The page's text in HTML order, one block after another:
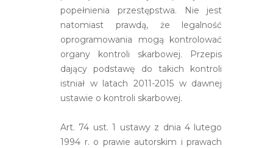
popełnienia przestępstwa. Nie jest
natomiast prawdą, że legalność
oprogramowania mogą kontrolować
organy kontroli skarbowej. Przepis
dający podstawę do takich kontroli
istniał w latach 2011-2015 w dawnej
ustawie o kontroli skarbowej.
Art. 74 ust. 1 ustawy z dnia 4 lutego
1994 r. o prawie autorskim i prawach